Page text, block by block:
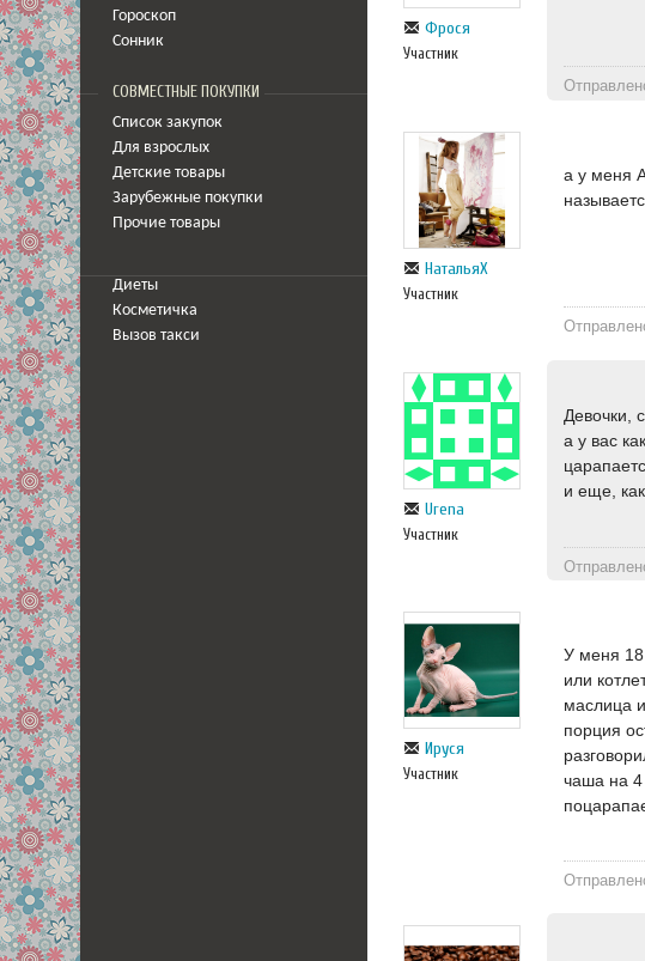
Гороскоп
Сонник
СОВМЕСТНЫЕ ПОКУПКИ
Список закупок
Для взрослых
Детские товары
Зарубежные покупки
Прочие товары
Диеты
Косметичка
Вызов такси
Фрося
Участник
НатальяХ
Участник
а у меня
Urena
Участник
Девочки,
а у вас
и еще,
Ируся
Участник
У меня
или
маслица
порция
чаша на 4